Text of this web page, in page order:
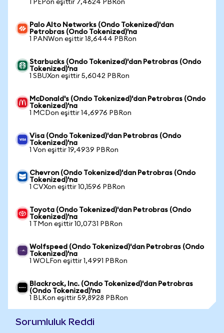
1 PEPon eşittir 7,4624 PBRon
Palo Alto Networks (Ondo Tokenized)'dan
Petrobras (Ondo Tokenized)'na
1 PANWon eşittir 18,6444 PBRon
Starbucks (Ondo Tokenized)'dan Petrobras (Ondo
Tokenized)'na
1 SBUXon eşittir 5,6042 PBRon
McDonald's (Ondo Tokenized)'dan Petrobras (Ondo
Tokenized)'na
1 MCDon eşittir 14,6976 PBRon
Visa (Ondo Tokenized)'dan Petrobras (Ondo
Tokenized)'na
1 Von eşittir 19,4939 PBRon
Chevron (Ondo Tokenized)'dan Petrobras (Ondo
Tokenized)'na
1 CVXon eşittir 10,1596 PBRon
Toyota (Ondo Tokenized)'dan Petrobras (Ondo
Tokenized)'na
1 TMon eşittir 10,0731 PBRon
Wolfspeed (Ondo Tokenized)'dan Petrobras (Ondo
Tokenized)'na
1 WOLFon eşittir 1,4991 PBRon
Blackrock, Inc. (Ondo Tokenized)'dan Petrobras
(Ondo Tokenized)'na
1 BLKon eşittir 59,8928 PBRon
Sorumluluk Reddi